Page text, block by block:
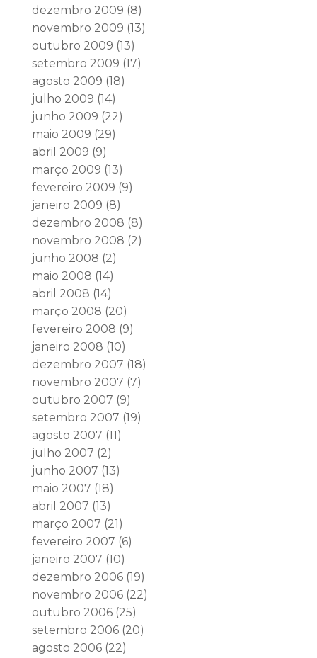
dezembro 2009 (8)
novembro 2009 (13)
outubro 2009 (13)
setembro 2009 (17)
agosto 2009 (18)
julho 2009 (14)
junho 2009 (22)
maio 2009 (29)
abril 2009 (9)
março 2009 (13)
fevereiro 2009 (9)
janeiro 2009 (8)
dezembro 2008 (8)
novembro 2008 (2)
junho 2008 (2)
maio 2008 (14)
abril 2008 (14)
março 2008 (20)
fevereiro 2008 (9)
janeiro 2008 (10)
dezembro 2007 (18)
novembro 2007 (7)
outubro 2007 (9)
setembro 2007 (19)
agosto 2007 (11)
julho 2007 (2)
junho 2007 (13)
maio 2007 (18)
abril 2007 (13)
março 2007 (21)
fevereiro 2007 (6)
janeiro 2007 (10)
dezembro 2006(19)
novembro 2006(22)
outubro 2006(25)
setembro 2006(20)
agosto 2006(22)